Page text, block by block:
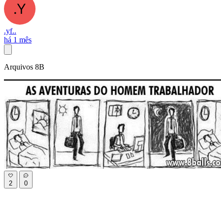
.yf..
há 1 mês
Arquivos 8B
2 0